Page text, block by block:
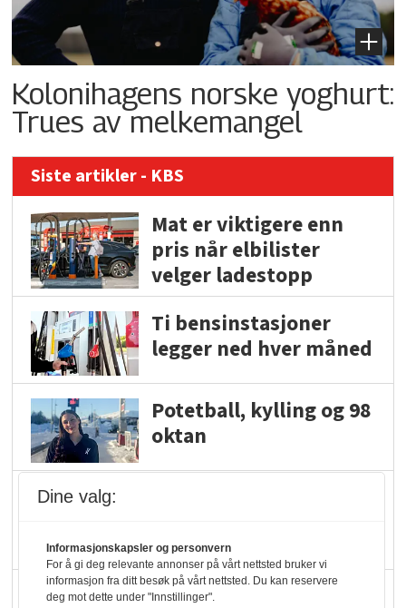
Kolonihagens norske yoghurt:
Trues av melkemangel
Siste artikler - KBS
Mat er viktigere enn
pris når elbilister
velger ladestopp
Ti bensinstasjoner
legger ned hver måned
Potetball, kylling og 98
oktan
serveringstilbud
Vokser med ferdigmat
Dine valg:
Informasjonskapsler og personvern
For å gi deg relevante annonser på vårt nettsted bruker vi
informasjon fra ditt besøk på vårt nettsted. Du kan reservere
deg mot dette under "Innstillinger".